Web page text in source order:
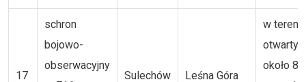
17
schron
bojowo-
obserwacyjny
Sulechów Leśna Góra
w
około